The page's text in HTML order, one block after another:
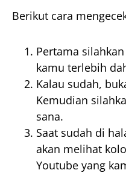
Berikut cara
Pertama
kamu terlebih
Kalau sudah,
Kemudian
sana.
Saat sudah di
akan melihat
Youtube yang